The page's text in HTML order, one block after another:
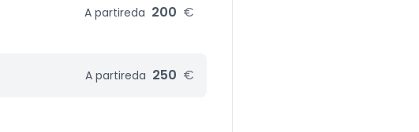
A partireda 200 €
A partireda 250 €